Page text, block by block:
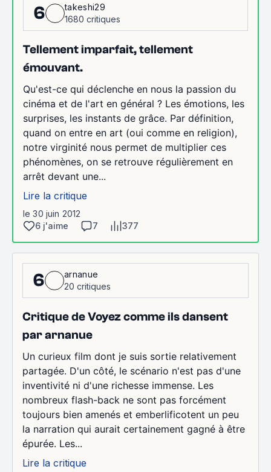
6
takeshi29
1680 critiques
Tellement imparfait, tellement
émouvant.
Qu'est-ce qui déclenche en nous la passion du
cinéma et de l'art en général ? Les émotions, les
surprises, les instants de grâce. Par définition,
quand on entre en art (oui comme en religion),
notre virginité nous permet de multiplier ces
phénomènes, on se retrouve régulièrement en
arrêt devant une...
Lire la critique
le 30 juin 2012
6 j'aime
7 377
6
arnanue
20 critiques
Critique de Voyez comme ils dansent
par arnanue
Un curieux film dont je suis sortie relativement
partagée. D'un côté, le scénario n'est pas d'une
inventivité ni d'une richesse immense. Les
nombreux flash-back ne sont pas forcément
toujours bien amenés et emberlificotent un peu
la narration qui aurait certainement gagné à être
épurée. Les...
Lire la critique